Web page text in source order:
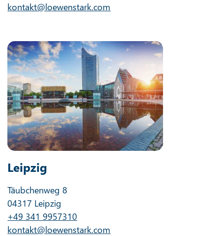
kontakt@loewenstark.com
Leipzig
Täubchenweg 8
04317 Leipzig
+49 341 9957310
kontakt@loewenstark.com